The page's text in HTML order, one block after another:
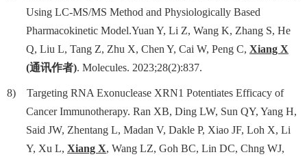
Using LC-MS/MS Method and Physiologically Based
Pharmacokinetic Model.Yuan Y, Li Z, Wang K, Zhang S, He
Q, Liu L, Tang Z, Zhu X, Chen Y, Cai W, Peng C, Xiang X
(通讯作者). Molecules. 2023;28(2):837.
8)
Targeting RNA Exonuclease XRN1 Potentiates Efficacy of
Cancer Immunotherapy. Ran XB, Ding LW, Sun QY, Yang H,
Said JW, Zhentang L, Madan V, Dakle P, Xiao JF, Loh X, Li
Y, Xu L, Xiang X, Wang LZ, Goh BC, Lin DC, Chng WJ,